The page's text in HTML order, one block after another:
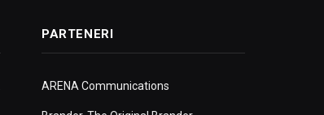
PARTENERI
ARENA Communications